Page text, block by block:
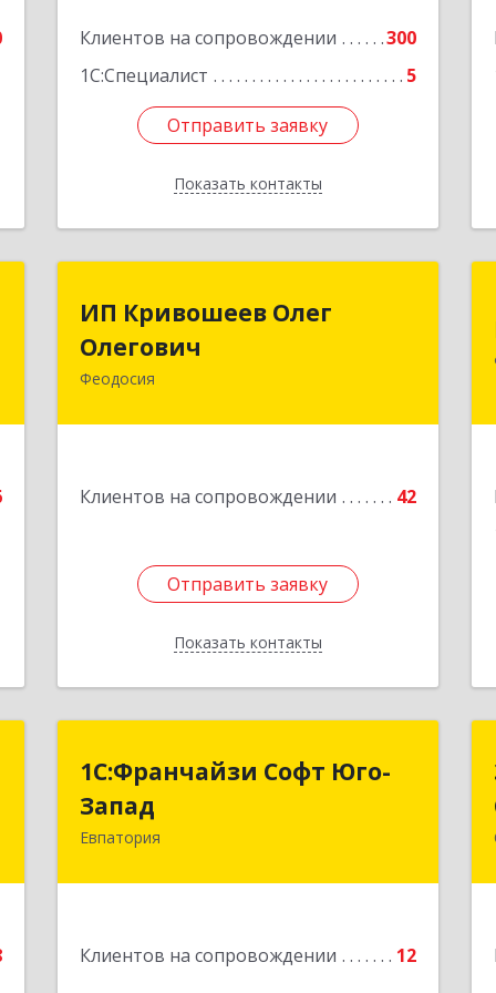
Клиентов на сопровождении
300
1С:Специалист
5
Отправить заявку
Показать контакты
Отправить заявку
Назад
ИП Кривошеев Олег
Олегович
Феодосия
Клиентов на сопровождении 42
Отправить заявку
Показать контакты
Олегович
Отправить заявку
Назад
1С:Франчайзи Софт Юго-
Запад
Евпатория
Клиентов на сопровождении 12
1С:Франчайзи Софт Юго-
Запад
297407, Крым Респ, Евпатория г,